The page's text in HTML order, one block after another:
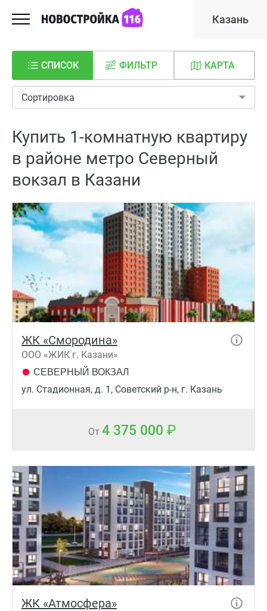
Казань
СПИСОК КАРТА
ФИЛЬТР
Сортировка
Купить 1-комнатную квартиру
в районе метро Северный
вокзал в Казани
ЖК «Смородина»
ООО «ЖИК г. Казани»
СЕВЕРНЫЙ ВОКЗАЛ
ул. Стадионная, д. 1, Советский р-н, г. Казань
От 4 375 000
ЖК «Атмосфера»